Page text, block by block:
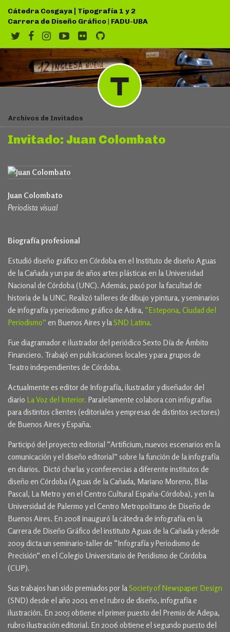
Cátedra Cosgaya | Tipografía 1 y 2
Carrera de Diseño Gráfico| FADU-UBA
Archivos de Invitados
Invitado: Juan Colombato
Juan Colombato
Periodista visual
Biografía profesional
Estudió diseño gráfico en Córdoba en el Instituto de diseño Aguas
de la Cañada y un par de años artes plásticas en la Universidad
Nacional de Córdoba (UNC). Además, pasó por la facultad de
historia de la UNC. Realizó talleres de dibujo y pintura, y seminarios
de infografía y periodismo gráfico de Adira, “Estepona, Ciudad del
Periodismo” en Buenos Aires y la SND Latina.
Fue diagramador e ilustrador del periódico Sexto Día de Ámbito
Financiero. Trabajó en publicaciones locales y para grupos de
Teatro independientes de Córdoba.
Actualmente es editor de Infografía, ilustrador y diseñador del
diario La Voz del Interior. Paralelamente colabora con infografías
para distintos clientes (editoriales y empresas de distintos sectores)
de Buenos Aires y España.
Participó del proyecto editorial “Artificium, nuevos escenarios en la
comunicación y el diseño editorial” sobre la función de la infografía
en diarios. Dictó charlas y conferencias a diferente institutos de
diseño en Córdoba (Aguas de la Cañada, Mariano Moreno, Blas
Pascal, La Metro y en el Centro Cultural España-Córdoba), y en la
Universidad de Palermo y el Centro Metropolitano de Diseño de
Buenos Aires. En 2008 inauguró la cátedra de infografía en la
Carrera de Diseño Gráfico del instituto Aguas de la Cañada y desde
2009 dicta un seminario-taller de “Infografía y Periodismo de
Precisión” en el Colegio Universitario de Peridismo de Córdoba
(CUP).
Sus trabajos han sido premiados por laSociety of Newspaper Design
(SND) desde el año 2001 en el rubro de diseño, infografía e
ilustración. En 2005 obtiene el primer puesto del Premio de Adepa,
rubro ilustración editorial. En 2006 obtiene el segundo puesto del